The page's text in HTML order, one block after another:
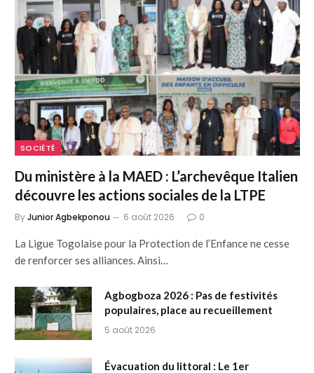
SOCIÉTÉ
Du ministère à la MAED : L’archevêque Italien
découvre les actions sociales de la LTPE
ByJunior Agbekponou 6 août 2026 0
La Ligue Togolaise pour la Protection de l’Enfance ne cesse
de renforcer ses alliances. Ainsi…
Agbogboza 2026 : Pas de festivités
populaires, place au recueillement
5 août 2026
Évacuation du littoral : Le 1er